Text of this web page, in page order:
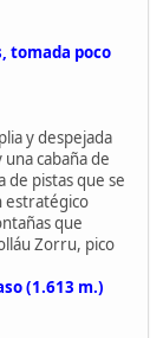
tomada poco
y despejada
cabaña de
de pistas que se
estratégico
que
Zorru, pico
(1.613 m.)